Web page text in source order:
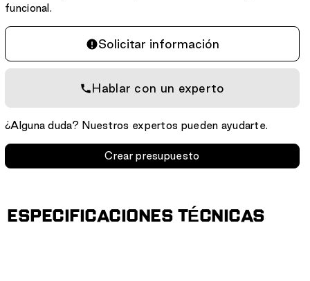
funcional.
Solicitar información
Hablar con un experto
¿Alguna duda? Nuestros expertos pueden ayudarte.
Crear presupuesto
ESPECIFICACIONES TÉCNICAS